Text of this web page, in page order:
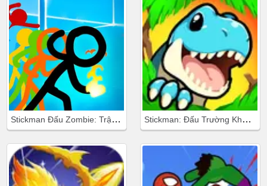
Stickman Đấu Zombie: Trận Chiến Huyền Thoại Stickman: Đấu Trường Khủng Long